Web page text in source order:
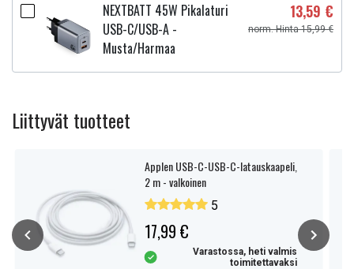
NEXTBATT 45W Pikalaturi
USB-C/USB-A -
Musta/Harmaa
13,59 €
norm. Hinta 15,99 €
Liittyvät tuotteet
Applen USB-C-USB-C-latauskaapeli,
2 m - valkoinen
5
17,99 €
Varastossa, heti valmis
toimitettavaksi